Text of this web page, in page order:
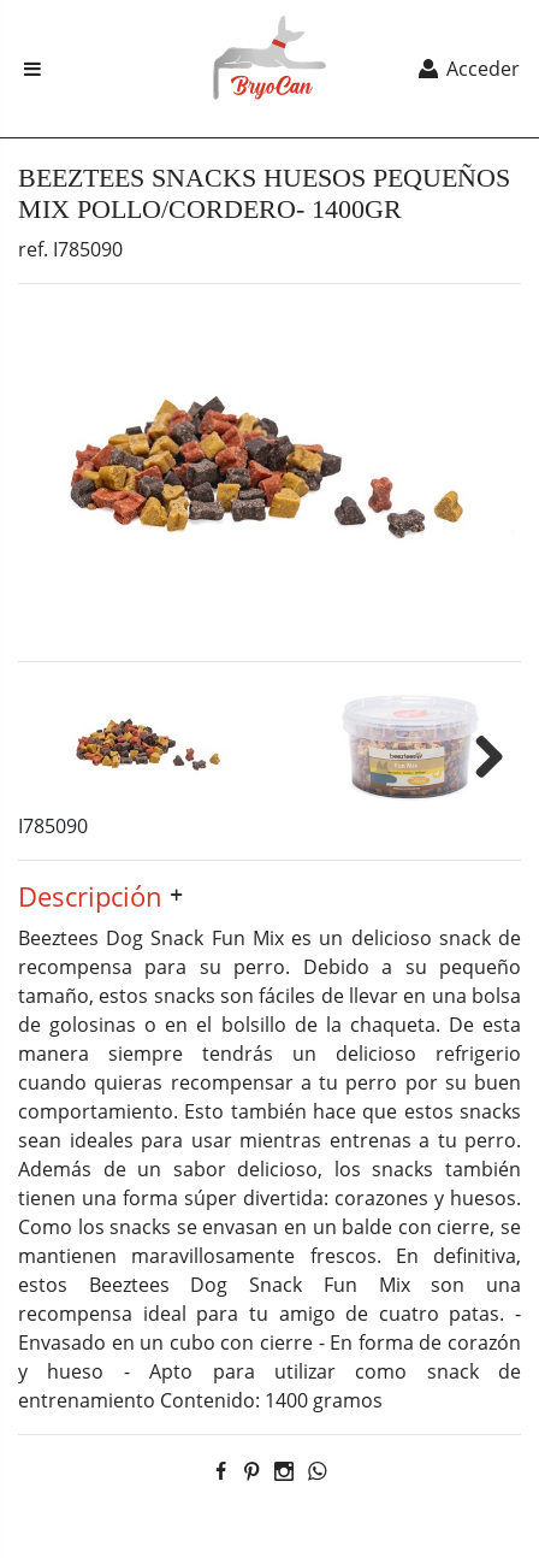
Acceder
BEEZTEES SNACKS HUESOS PEQUEÑOS
MIX POLLO/CORDERO- 1400GR
ref. I785090
I785090
Descripción
Beeztees Dog Snack Fun Mix es un delicioso snack de
recompensa para su perro. Debido a su pequeño
tamaño, estos snacks son fáciles de llevar en una bolsa
de golosinas o en el bolsillo de la chaqueta. De esta
manera siempre tendrás un delicioso refrigerio
cuando quieras recompensar a tu perro por su buen
comportamiento. Esto también hace que estos snacks
sean ideales para usar mientras entrenas a tu perro.
Además de un sabor delicioso, los snacks también
tienen una forma súper divertida: corazones y huesos.
Como los snacks se envasan en un balde con cierre, se
mantienen maravillosamente frescos. En definitiva,
estos Beeztees Dog Snack Fun Mix son una
recompensa ideal para tu amigo de cuatro patas. -
Envasado en un cubo con cierre - En forma de corazón
y hueso - Apto para utilizar como snack de
entrenamiento Contenido: 1400 gramos